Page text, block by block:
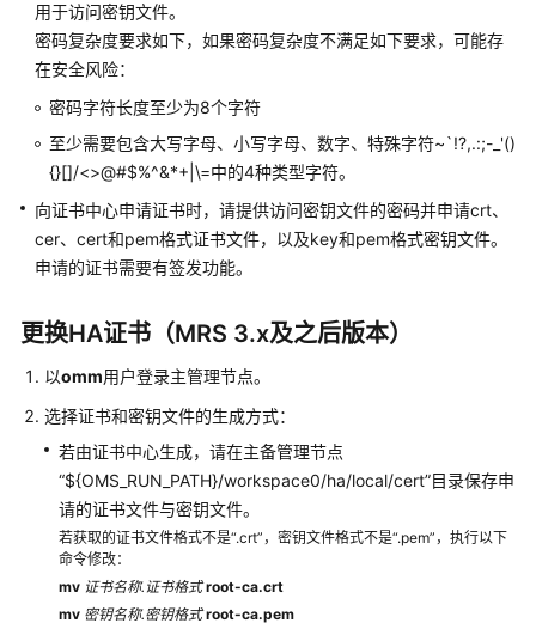
用
户
指
南
备
工
作
群
规
购
买
MRS
集
群
安
用于访问密钥文件。
密码复杂度要求如下，如果密码复杂度不满足如下要求，可能存
在安全风险：
密码字符长度至少为8个字符
至少需要包含大写字母、小写字母、数字、特殊字符~`!?,.:;-_'()
{}[]/<>@#$%^&*+|\=中的4种类型字符。
向证书中心申请证书时，请提供访问密钥文件的密码并申请crt、
cer、cert和pem格式证书文件，以及key和pem格式密钥文件。
申请的证书需要有签发功能。
更换HA证书（MRS 3.x及之后版本）
以omm用户登录主管理节点。
选择证书和密钥文件的生成方式：
若由证书中心生成，请在主备管理节点
“${OMS_RUN_PATH}/workspace0/ha/local/cert”目录保存申
请的证书文件与密钥文件。
若获取的证书文件格式不是“.crt”，密钥文件格式不是“.pem”，执行以下
命令修改：
mv 证书名称. 证书格式root-ca.crt
mv 密钥名称.密钥格式root-ca.pem